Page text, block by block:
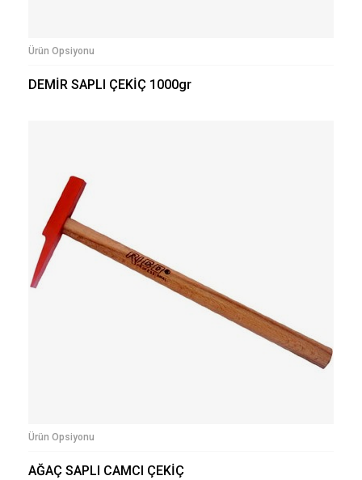
Ürün Opsiyonu
DEMİR SAPLI ÇEKİÇ 1000gr
Ürün Opsiyonu
AĞAÇ SAPLI CAMCI ÇEKİÇ